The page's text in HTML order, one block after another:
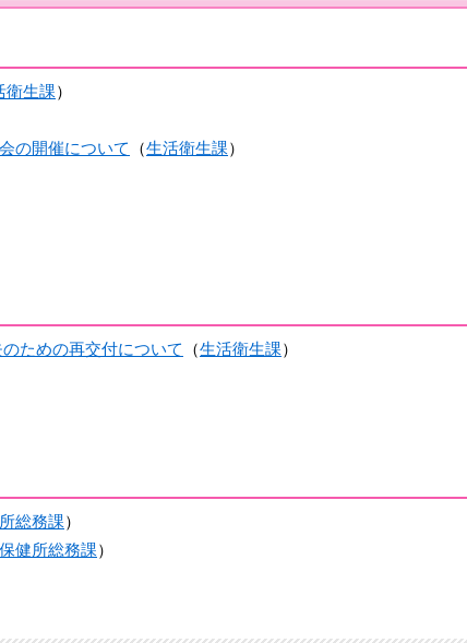
衛生課）
の開催について （生活衛生課）
ための再交付について （生活衛生課）
総務課）
保健所総務課）